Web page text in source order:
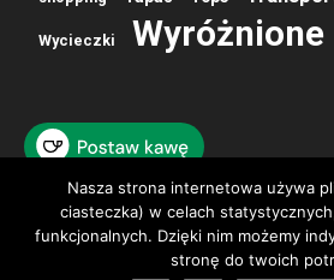
Wycieczki Wyróżnione
KONTAKT
Nasza strona internetowa używa
ciasteczka) w celach
funkcjonalnych. Dzięki nim możemy
stronę do twoich